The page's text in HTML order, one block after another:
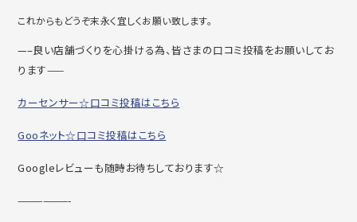
これからもどうぞ末永く宜しくお願い致します。
—–良い店舗づくりを心掛ける為、皆さまの口コミ投稿をお願いしてお
ります——
カーセンサー☆口コミ投稿はこちら
Gooネット☆口コミ投稿はこちら
Googleレビューも随時お待ちしております☆
——————-